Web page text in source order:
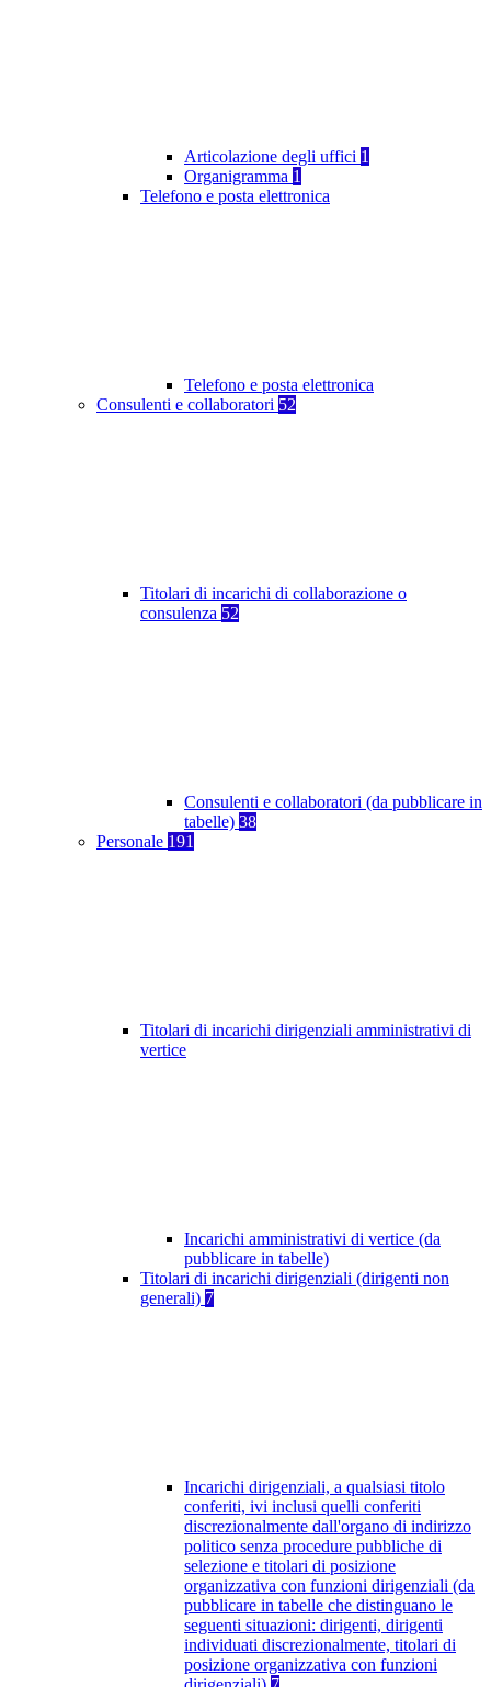
Articolazione degli uffici 1
Organigramma 1
Telefono e posta elettronica
Telefono e posta elettronica
Consulenti e collaboratori 52
Titolari di incarichi di collaborazione o
consulenza 52
Consulenti e collaboratori (da pubblicare in
tabelle) 38
Personale 191
Titolari di incarichi dirigenziali amministrativi di
vertice
Incarichi amministrativi di vertice (da
pubblicare in tabelle)
Titolari di incarichi dirigenziali (dirigenti non
generali) 7
Incarichi dirigenziali, a qualsiasi titolo
conferiti, ivi inclusi quelli conferiti
discrezionalmente dall'organo di indirizzo
politico senza procedure pubbliche di
selezione e titolari di posizione
organizzativa con funzioni dirigenziali (da
pubblicare in tabelle che distinguano le
seguenti situazioni: dirigenti, dirigenti
individuati discrezionalmente, titolari di
posizione organizzativa con funzioni